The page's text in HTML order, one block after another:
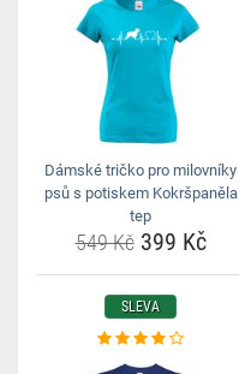
Dámské tričko pro milovníky
psů s potiskem Kokršpaněla
tep
549 Kč399 Kč
SLEVA